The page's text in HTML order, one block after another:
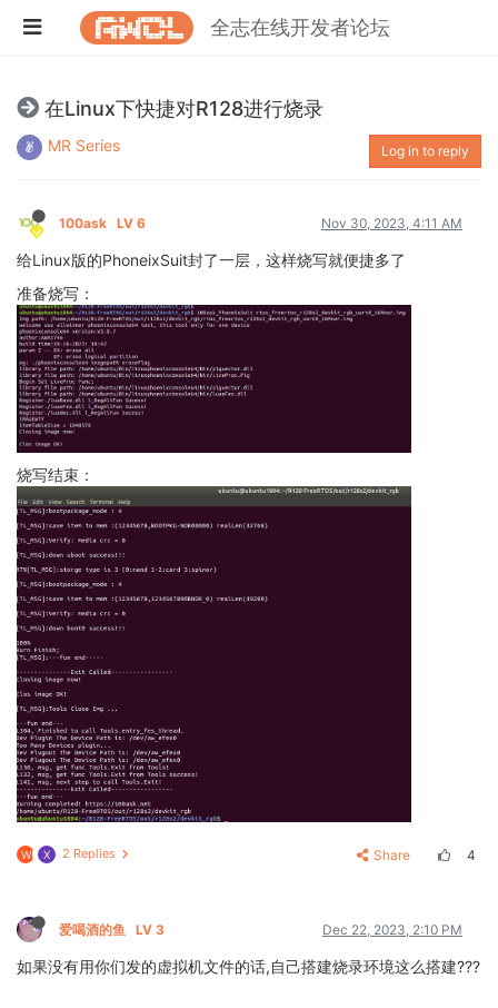
全志在线开发者论坛
在Linux下快捷对R128进行烧录
MR Series Log in to reply
100ask LV 6 Nov 30, 2023, 4:11 AM
给Linux版的PhoneixSuit封了一层，这样烧写就便捷多了
准备烧写：
烧写结束：
W X 2 Replies Share 4
爱喝酒的鱼 LV 3 Dec 22, 2023, 2:10 PM
如果没有用你们发的虚拟机文件的话,自己搭建烧录环境这么搭建???